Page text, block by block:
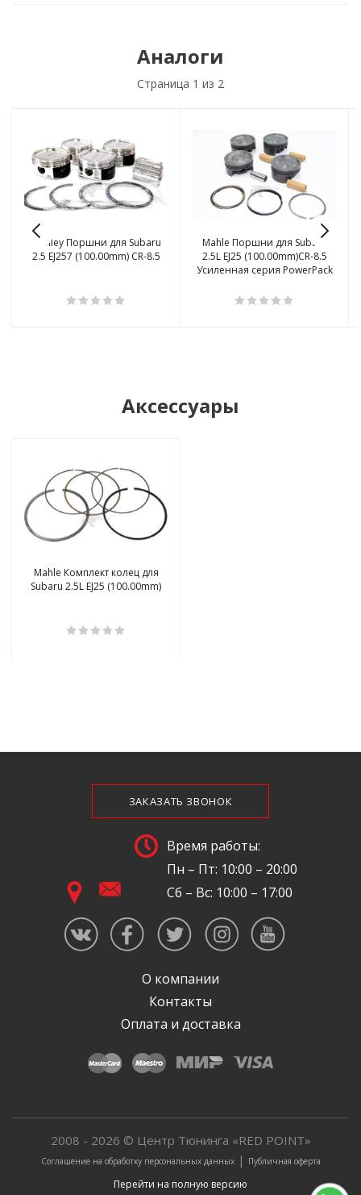
Аналоги
Страница 1 из 2
Manley Поршни для Subaru
2.5 EJ257 (100.00mm) CR-8.5
Mahle Поршни для Subaru
2.5L EJ25 (100.00mm)CR-8.5
Усиленная серия PowerPack
Аксессуары
Mahle Комплект колец для
Subaru 2.5L EJ25 (100.00mm)
ЗАКАЗАТЬ ЗВОНОК
Время работы:
Пн – Пт: 10:00 – 20:00
Сб – Вс: 10:00 – 17:00
О компании
Контакты
Оплата и доставка
2008 - 2026 © Центр Тюнинга «RED POINT»
Соглашение на обработку персональных данных| Публичная оферта
Перейти на полную версию